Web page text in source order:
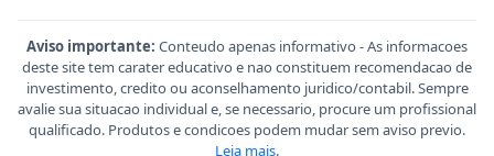
Aviso importante: Conteudo apenas informativo - As informacoes
deste site tem carater educativo e nao constituem recomendacao de
investimento, credito ou aconselhamento juridico/contabil. Sempre
avalie sua situacao individual e, se necessario, procure um profissional
qualificado. Produtos e condicoes podem mudar sem aviso previo.
Leia mais.